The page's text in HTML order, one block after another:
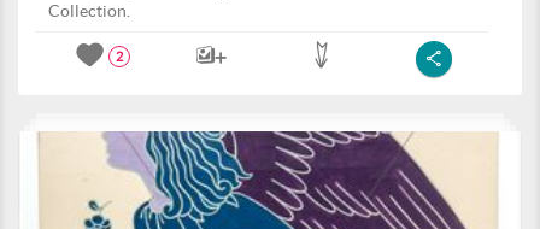
Collection.
2